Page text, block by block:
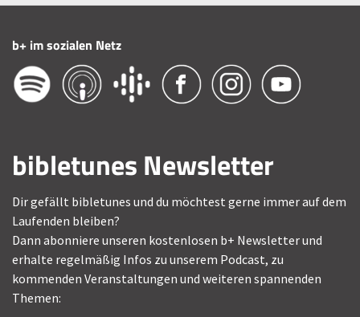
b+ im sozialen Netz
bibletunes Newsletter
Dir gefällt bibletunes und du möchtest gerne immer auf dem
Laufenden bleiben?
Dann abonniere unseren kostenlosen b+ Newsletter und
erhalte regelmäßig Infos zu unserem Podcast, zu
kommenden Veranstaltungen und weiteren spannenden
Themen: